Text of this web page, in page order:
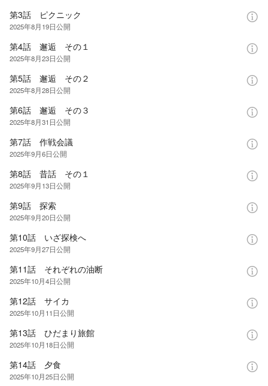
第3話 ピクニック
2025年8月19日公開
第4話 邂逅 その１
2025年8月23日公開
第5話 邂逅 その２
2025年8月28日公開
第6話 邂逅 その３
2025年8月31日公開
第7話 作戦会議
2025年9月6日公開
第8話 昔話 その１
2025年9月13日公開
第9話 探索
2025年9月20日公開
第10話 いざ探検へ
2025年9月27日公開
第11話 それぞれの油断
2025年10月4日公開
第12話 サイカ
2025年10月11日公開
第13話 ひだまり旅館
2025年10月18日公開
第14話 夕食
2025年10月25日公開